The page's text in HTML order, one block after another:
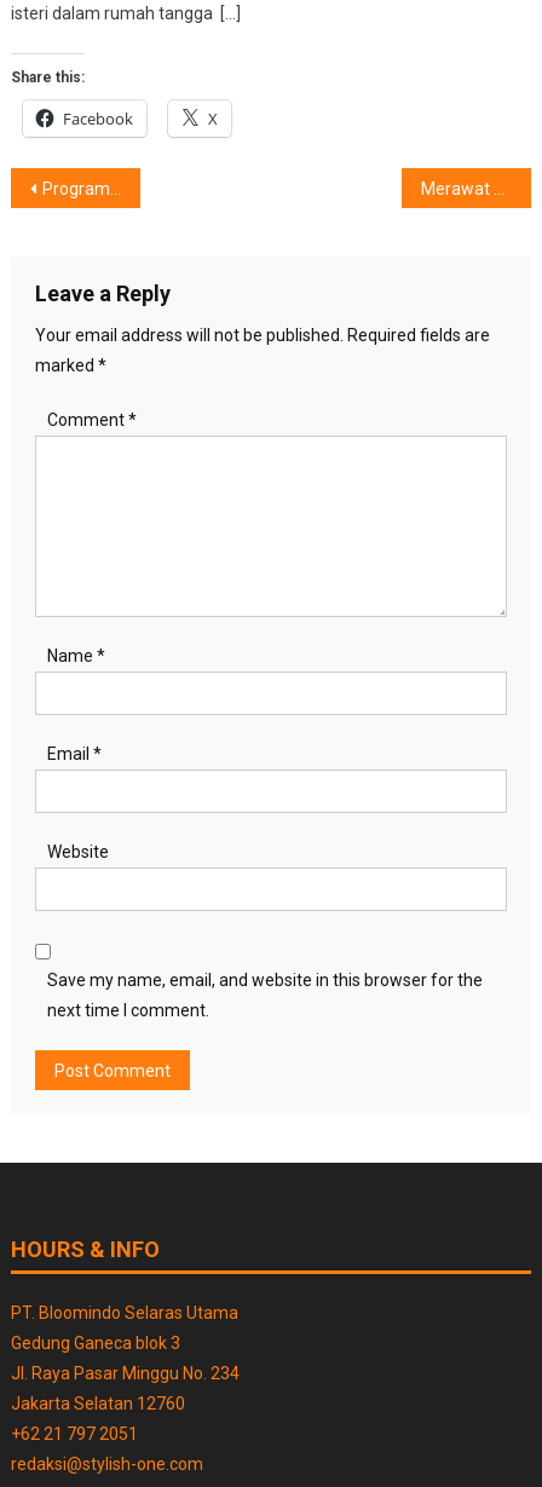
isteri dalam rumah tangga […]
Share this:
Facebook X
Post
Program CBWS Bagi Pemilik Bengkel, Apa Saja Manfaatnya ?
Leave a Reply
Your email address will not be published.
Required fields are
marked *
Comment*
Name *
Email *
Website
Save my name, email, and website in this browser for the
next time I comment.
HOURS & INFO
PT. Bloomindo Selaras Utama
Gedung Ganeca blok 3
Jl. Raya Pasar Minggu No. 234
Jakarta Selatan 12760
+62 21 797 2051
redaksi@stylish-one.com